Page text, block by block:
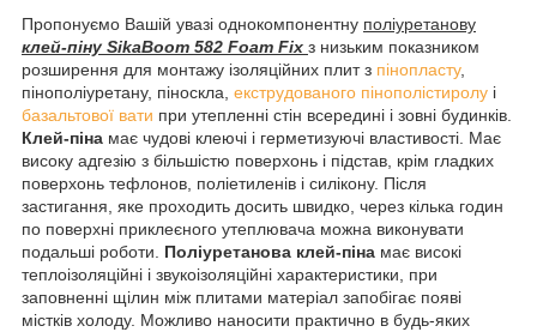
Пропонуємо Вашій увазі однокомпонентну поліуретанову
клей-піну SikaBoom 582 Foam Fix з низьким показником
розширення для монтажу ізоляційних плит з пінопласту,
пінополіуретану, піноскла, екструдованого пінополістиролу і
базальтової вати при утепленні стін всередині і зовні будинків.
Клей-піна має чудові клеючі і герметизуючі властивості. Має
високу адгезію з більшістю поверхонь і підстав, крім гладких
поверхонь тефлонов, поліетиленів і силікону. Після
застигання, яке проходить досить швидко, через кілька годин
по поверхні приклеєного утеплювача можна виконувати
подальші роботи. Поліуретанова клей-піна має високі
теплоізоляційні і звукоізоляційні характеристики, при
заповненні щілин між плитами матеріал запобігає появі
містків холоду. Можливо наносити практично в будь-яких